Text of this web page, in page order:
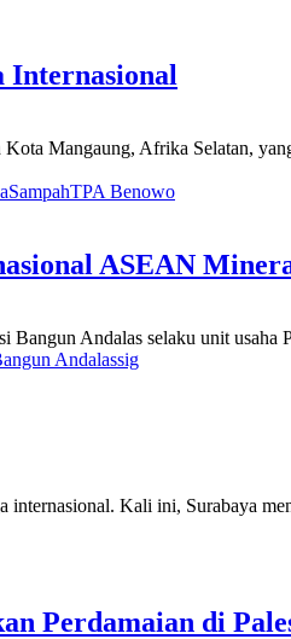
Internasional
Kota Mangaung, Afrika Selatan,
SampahTPA Benowo
ASEAN
Andalas selaku unit
Andalassig
Kali ini, Surabaya
Perdamaian di